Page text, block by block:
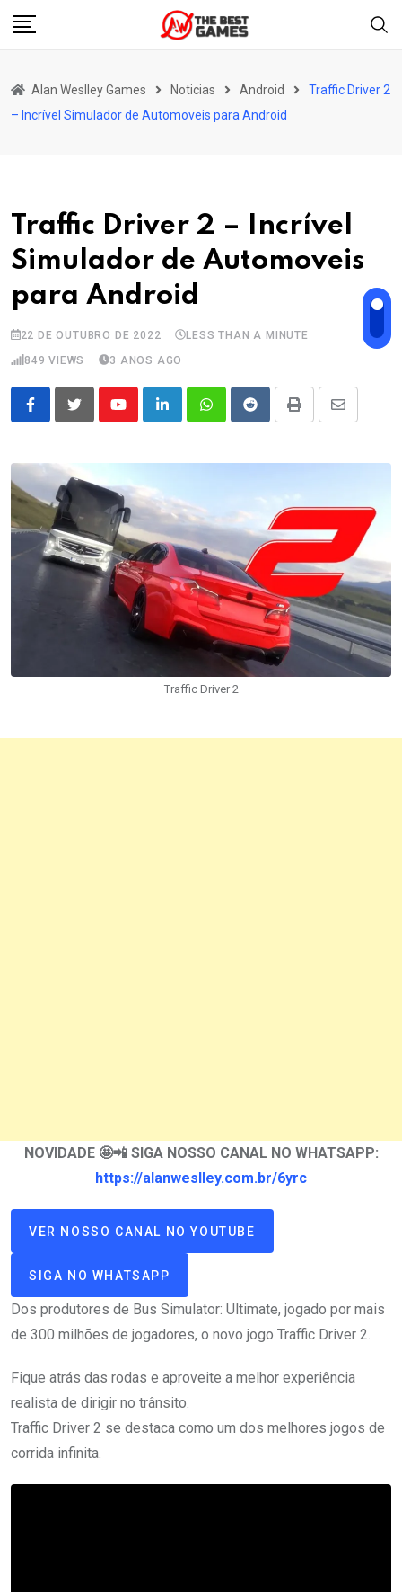
Skip
Alan Weslley Games Noticias Android
Traffic Driver 2
– Incrível Simulador de Automoveis para Android
Traffic Driver 2 – Incrível
Simulador de Automoveis
para Android
22 DE OUTUBRO DE 2022
LESS THAN A MINUTE
849 VIEWS 3 ANOS AGO
YoutubeLinkedInWhatsappRedditPrint
Share
Email
Traffic Driver 2
NOVIDADE 🤩📲 SIGA NOSSO CANAL NO WHATSAPP:
https://alanweslley.com.br/6yrc
VER NOSSO CANAL NO YOUTUBE
SIGA NO WHATSAPP
Dos produtores de Bus Simulator: Ultimate, jogado por mais
de 300 milhões de jogadores, o novo jogo Traffic Driver 2.
Fique atrás das rodas e aproveite a melhor experiência
realista de dirigir no trânsito.
Traffic Driver 2 se destaca como um dos melhores jogos de
corrida infinita.